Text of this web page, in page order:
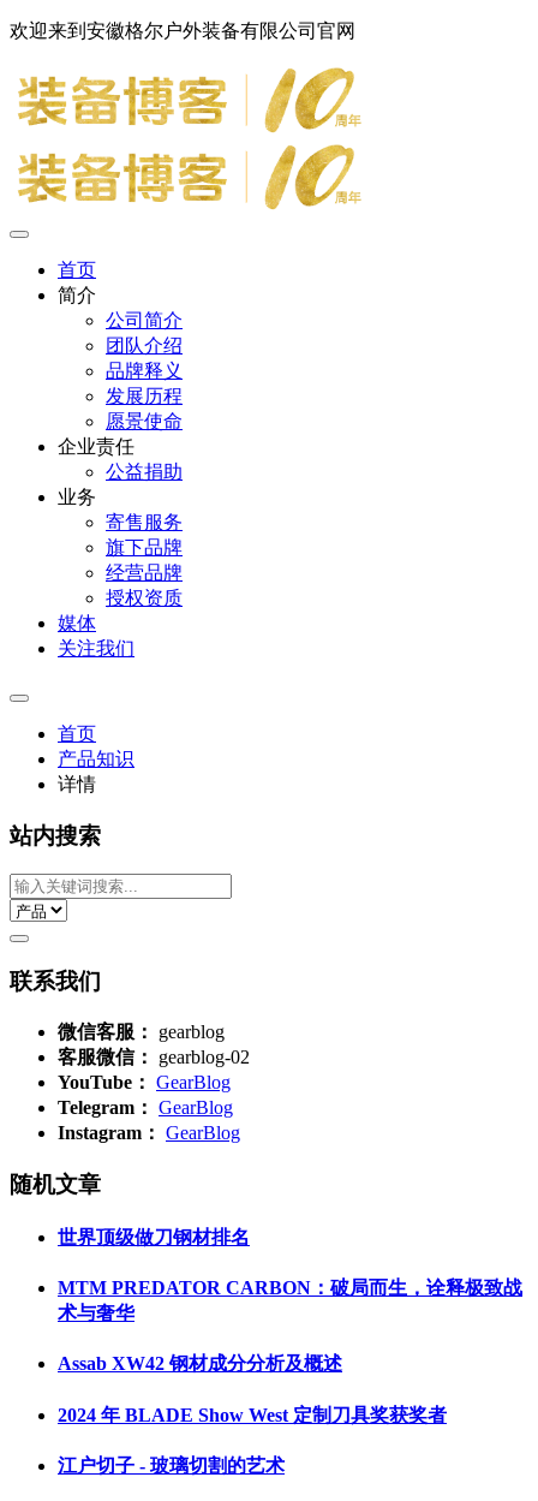
欢迎来到安徽格尔户外装备有限公司官网
首页
简介
公司简介
团队介绍
品牌释义
发展历程
愿景使命
企业责任
公益捐助
业务
寄售服务
旗下品牌
经营品牌
授权资质
媒体
关注我们
首页
产品知识
详情
站内搜索
联系我们
微信客服：
gearblog
客服微信：
gearblog-02
YouTube： GearBlog
Telegram： GearBlog
Instagram： GearBlog
随机文章
世界顶级做刀钢材排名
MTM PREDATOR CARBON：破局而生，诠释极致战
术与奢华
Assab XW42 钢材成分分析及概述
2024 年 BLADE Show West 定制刀具奖获奖者
江户切子 - 玻璃切割的艺术